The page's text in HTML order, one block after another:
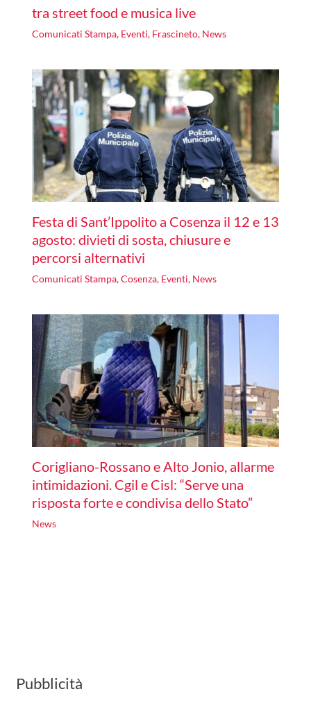
tra street food e musica live
Comunicati Stampa, Eventi, Frascineto, News
Festa di Sant’Ippolito a Cosenza il 12 e 13
agosto: divieti di sosta, chiusure e
percorsi alternativi
Comunicati Stampa,Cosenza, Eventi, News
Corigliano-Rossano e Alto Jonio, allarme
intimidazioni. Cgil e Cisl: “Serve una
risposta forte e condivisa dello Stato”
News
Pubblicità